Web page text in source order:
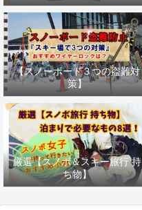
【スノーボード３つの盗難対
策】
厳選【スノボ＆スキー旅行 持
ち物】